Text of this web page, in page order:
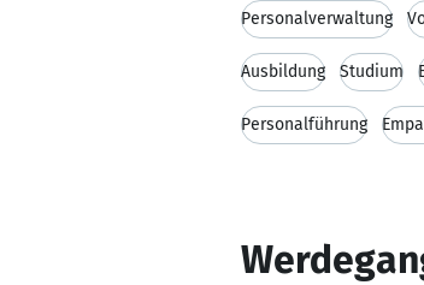
Personalverwaltung
Ausbildung Studium
Personalführung